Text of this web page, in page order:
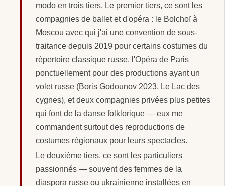
modo en trois tiers. Le premier tiers, ce sont les
compagnies de ballet et d'opéra : le Bolchoï à
Moscou avec qui j'ai une convention de sous-
traitance depuis 2019 pour certains costumes du
répertoire classique russe, l'Opéra de Paris
ponctuellement pour des productions ayant un
volet russe (Boris Godounov 2023, Le Lac des
cygnes), et deux compagnies privées plus petites
qui font de la danse folklorique — eux me
commandent surtout des reproductions de
costumes régionaux pour leurs spectacles.
Le deuxième tiers, ce sont les particuliers
passionnés — souvent des femmes de la
diaspora russe ou ukrainienne installées en